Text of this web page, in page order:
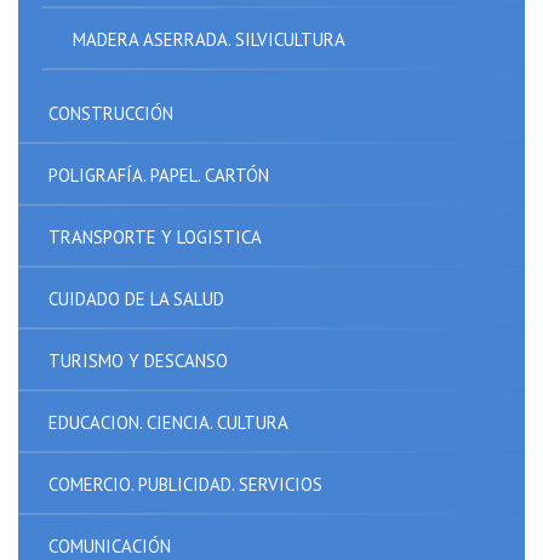
MADERA ASERRADA. SILVICULTURA
CONSTRUCCIÓN
POLIGRAFÍA. PAPEL. CARTÓN
TRANSPORTE Y LOGISTICA
CUIDADO DE LA SALUD
TURISMO Y DESCANSO
EDUCACION. CIENCIA. CULTURA
COMERCIO. PUBLICIDAD. SERVICIOS
COMUNICACIÓN